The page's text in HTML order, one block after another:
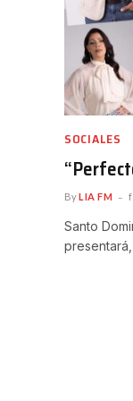
SOCIALES
ByLIA FM
Santo